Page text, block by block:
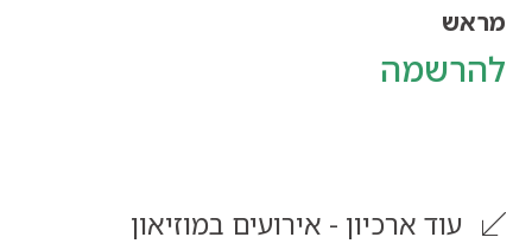
עודארכיון - אירועים במוזיאון